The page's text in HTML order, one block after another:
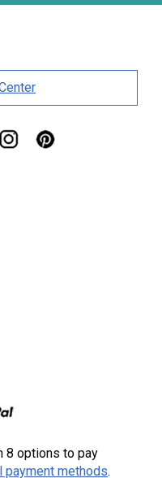
8 options to pay
payment methods.